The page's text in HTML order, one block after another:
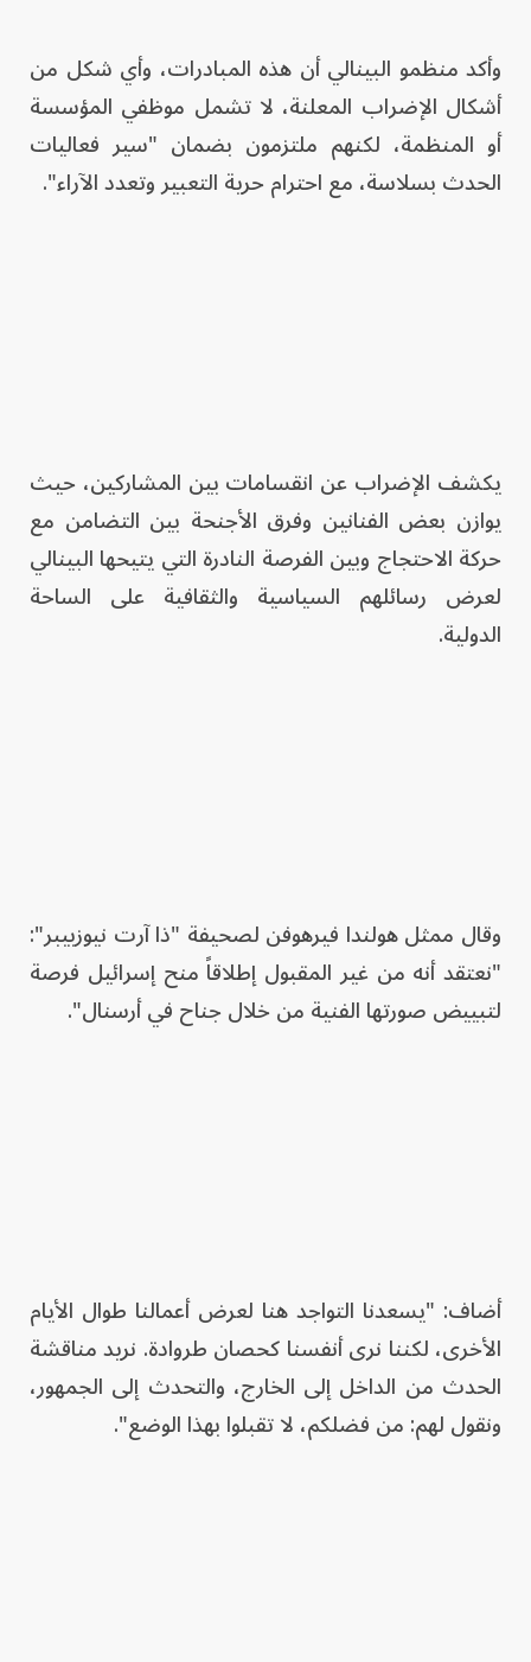
وأكد منظمو البينالي أن هذه المبادرات، وأي شكل من
أشكال الإضراب المعلنة، لا تشمل موظفي المؤسسة
أو المنظمة، لكنهم ملتزمون بضمان "سير فعاليات
الحدث بسلاسة، مع احترام حرية التعبير وتعدد الآراء".
يكشف الإضراب عن انقسامات بين المشاركين، حيث
يوازن بعض الفنانين وفرق الأجنحة بين التضامن مع
حركة الاحتجاج وبين الفرصة النادرة التي يتيحها البينالي
لعرض رسائلهم السياسية والثقافية على الساحة
الدولية.
وقال ممثل هولندا فيرهوفن لصحيفة "ذا آرت نيوزبيبر":
"نعتقد أنه من غير المقبول إطلاقاً منح إسرائيل فرصة
لتبييض صورتها الفنية من خلال جناح في أرسنال".
أضاف: "يسعدنا التواجد هنا لعرض أعمالنا طوال الأيام
الأخرى، لكننا نرى أنفسنا كحصان طروادة. نريد مناقشة
الحدث من الداخل إلى الخارج، والتحدث إلى الجمهور،
ونقول لهم: من فضلكم، لا تقبلوا بهذا الوضع".